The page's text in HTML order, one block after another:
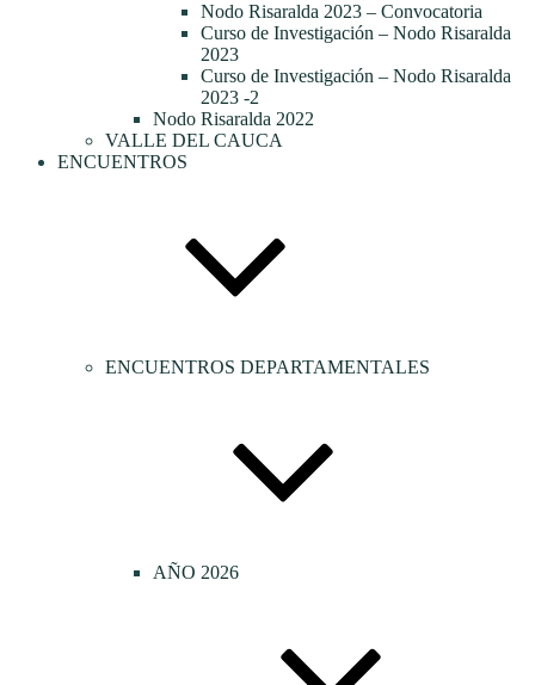
Nodo Risaralda 2023 – Convocatoria
Curso de Investigación – Nodo Risaralda
2023
Curso de Investigación – Nodo Risaralda
2023 -2
Nodo Risaralda 2022
VALLE DEL CAUCA
ENCUENTROS
ENCUENTROS DEPARTAMENTALES
AÑO 2026